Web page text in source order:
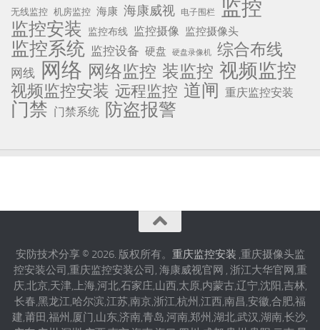
无线监控 机房监控 海康 海康威视 电子围栏 监控
监控安装 监控布线 监控摄像 监控摄像头
监控系统 监控设备 硬盘 硬盘录像机 综合布线
网线 网络 网络监控 装监控 视频监控
视频监控安装 远程监控 道闸 重庆监控安装
门禁 门禁系统 防盗报警
安防技术分享 © 2026. 版权所有。 重庆监控安装 ,重庆摄像头监
控安装公司,重庆监控安装公司, 海康威视官网 , 浙江大华官网,重
庆,北京,天津,上海,河北,石家庄,山西,太原,内蒙古,辽宁,沈阳,吉林,
长春,黑龙江,哈尔滨,江苏,南京,浙江,杭州,江西,南昌,安徽,合肥,福
建,莆田,福州,厦门,山东,济南,青岛,河南,郑州,湖北,武汉,湖南,长沙,